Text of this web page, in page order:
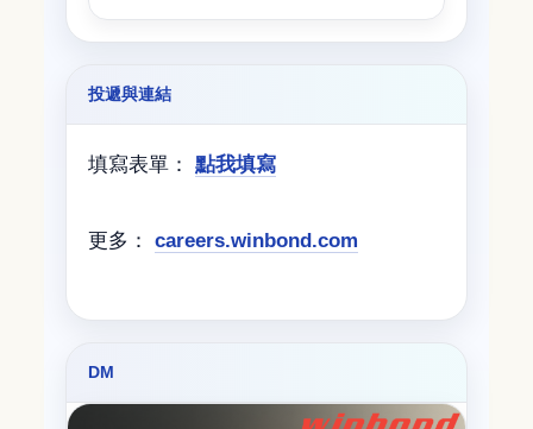
投遞與連結
填寫表單： 點我填寫
更多： careers.winbond.com
DM